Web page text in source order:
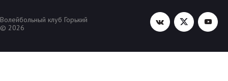
Волейбольный клуб Горький
© 2026